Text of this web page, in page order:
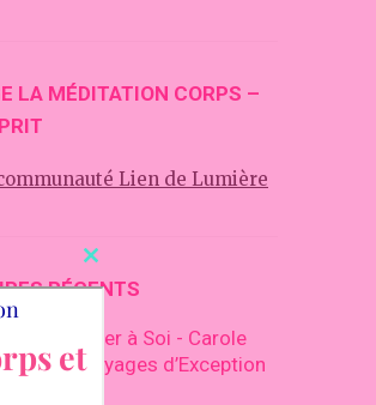
LA MÉDITATION CORPS –
Lien de Lumière
RÉCENTS
Reconnecter à Soi - Carole
dansVoyages d’Exception
2026
this